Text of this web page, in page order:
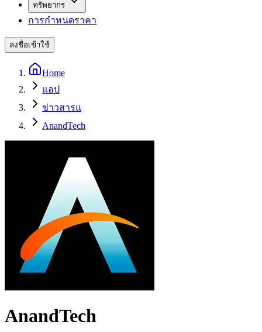
ทรัพยากร
การกำหนดราคา
ลงชื่อเข้าใช้
Home
แอป
ข่าวสารแ
AnandTech
AnandTech